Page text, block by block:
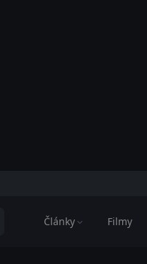
Články Filmy